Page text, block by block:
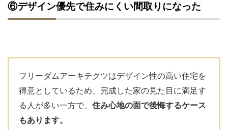
⑥デザイン優先で住みにくい間取りになった
フリーダムアーキテクツはデザイン性の高い住宅を
得意としているため、完成した家の見た目に満足す
る人が多い一方で、 住み心地の面で後悔するケース
もあります。